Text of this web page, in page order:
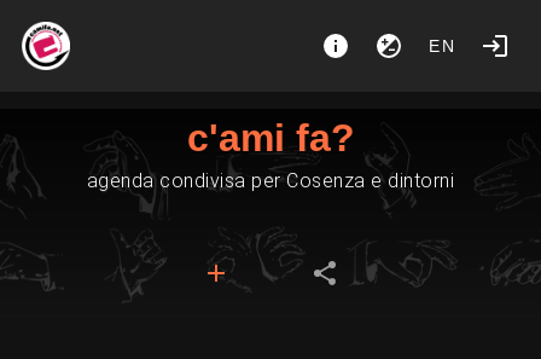
EN
c'ami fa?
agenda condivisa per Cosenza e dintorni